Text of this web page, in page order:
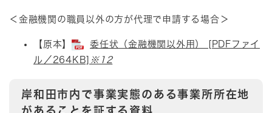
＜金融機関の職員以外の方が代理で申請する場合＞​
【原本】​
委任状（金融機関以外用） [PDFファイ
ル／264KB]
※12
岸和田市内で事業実態のある事業所所在地
があることを証する資料